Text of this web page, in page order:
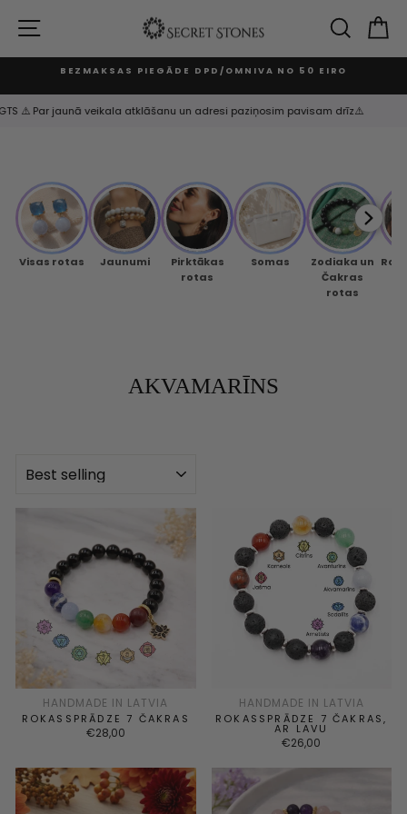
turpināt
VIETNES NAVIGĀCIJA
BEZMAKSAS PIEGĀDE DPD/OMNIVA NO 50 EIRO
⚠️ Par jaunā veikala atklāšanu un adresi paziņosim pavisam drīz⚠️
Visas rotas Jaunumi
Pirktākas
rotas
Somas
Zodiaka un
Čakras
rotas
AKVAMARĪNS
HANDMADE IN LATVIA
ROKASSPRĀDZE 7 ČAKRAS
€28,00
HANDMADE IN LATVIA
ROKASSPRĀDZE 7 ČAKRAS,
AR LAVU
€26,00